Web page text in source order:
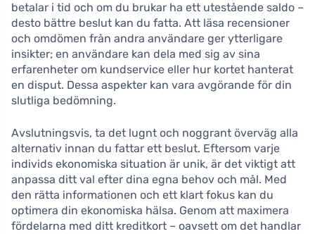
betalar i tid och om du brukar ha ett utestående saldo –
desto bättre beslut kan du fatta. Att läsa recensioner
och omdömen från andra användare ger ytterligare
insikter; en användare kan dela med sig av sina
erfarenheter om kundservice eller hur kortet hanterat
en disput. Dessa aspekter kan vara avgörande för din
slutliga bedömning.
Avslutningsvis, ta det lugnt och noggrant överväg alla
alternativ innan du fattar ett beslut. Eftersom varje
individs ekonomiska situation är unik, är det viktigt att
anpassa ditt val efter dina egna behov och mål. Med
den rätta informationen och ett klart fokus kan du
optimera din ekonomiska hälsa. Genom att maximera
fördelarna med ditt kreditkort – oavsett om det handlar